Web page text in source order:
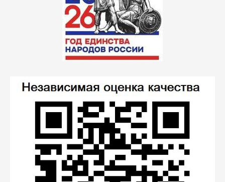
внеурочной деятельности»- изучение истории
родного края в урочной и внеурочной деятельности с
учетом формирования функциональной грамотности
на уроках истории в соответствии с требованиями
обновленного ФГОС, а также разработки уроков и
внеурочных занятий учителей общеобразовательных
открыть
«Внедрение рабочей программы воспитания
в образовательный процесс в дошкольных
образовательных учреждениях»
направлениям рабочей программы воспитания,
методические разработки для реализации
программы по работе с различными участниками
образовательных отношений в соответствии с
требованиями ФГОС педагогами детских садов №№
8, 70, 83, 88, 95,98 г. Каменска-Уральского, под